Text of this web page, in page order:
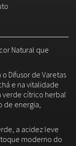
Natural que
Difusor de Varetas
e na vitalidade
verde cítrico herbal
de energia,
a acidez leve
moderno do